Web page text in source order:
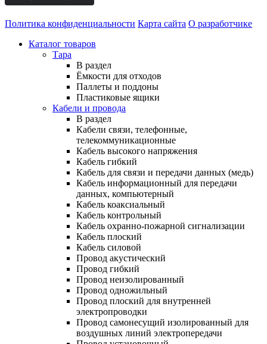
Политика конфиденциальности Карта сайта О разработчике
Каталог товаров
Тара
В раздел
Ёмкости для отходов
Паллеты и поддоны
Пластиковые ящики
Кабели и провода
В раздел
Кабели связи, телефонные,
телекоммуникационные
Кабель высокого напряжения
Кабель гибкий
Кабель для связи и передачи данных (медь)
Кабель информационный для передачи
данных, компьютерный
Кабель коаксиальный
Кабель контрольный
Кабель охранно-пожарной сигнализации
Кабель плоский
Кабель силовой
Провод акустический
Провод гибкий
Провод неизолированный
Провод одножильный
Провод плоский для внутренней
электропроводки
Провод самонесущий изолированный для
воздушных линий электропередачи